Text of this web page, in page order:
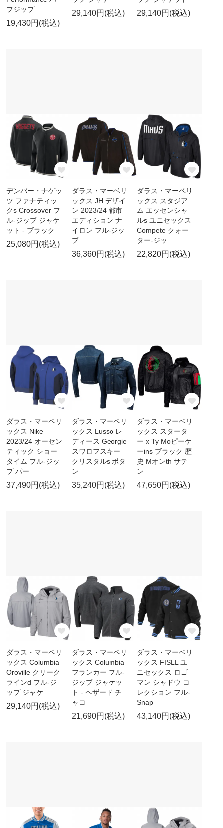
フジップ
19,430円(税込)
29,140円(税込) 29,140円(税込)
デンバー・ナゲッ
ツ ファナティッ
クs Crossover フ
ル-ジップ ジャケ
ット - ブラック
25,080円(税込)
ダラス・マーベリ
ックス JH デザイ
ン 2023/24 都市
エディション ナ
イロン フル-ジッ
プ
36,360円(税込)
ダラス・マーベリ
ックス スタジア
ム エッセンシャ
ルs ユニセックス
Compete クォー
ター-ジッ
22,820円(税込)
ダラス・マーベリ
ックス Nike
2023/24 オーセン
ティック ショー
タイム フル-ジッ
プ パー
37,490円(税込)
ダラス・マーベリ
ックス Lusso レ
ディース Georgie
スワロフスキー
クリスタルs ボタ
ン
35,240円(税込)
ダラス・マーベリ
ックス スタータ
ー x Ty Moピーケ
ーins ブラック 歴
史 Mオンth サテ
ン
47,650円(税込)
ダラス・マーベリ
ックス Columbia
Oroville クリーク
ラインd フル-ジ
ップ ジャケ
29,140円(税込)
ダラス・マーベリ
ックス Columbia
フランカー フル-
ジップ ジャケッ
ト - ヘザード チ
ャコ
21,690円(税込)
ダラス・マーベリ
ックス FISLL ユ
ニセックス ロゴ
マン シャドウ コ
レクション フル-
Snap
43,140円(税込)